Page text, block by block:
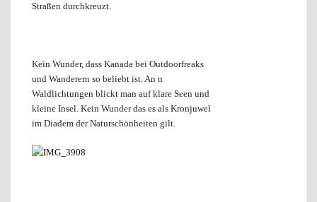
Straßen durchkreuzt.
Kein Wunder, dass Kanada bei Outdoorfreaks
und Wanderern so beliebt ist. An n
Waldlichtungen blickt man auf klare Seen und
kleine Insel. Kein Wunder das es als Kronjuwel
im Diadem der Naturschönheiten gilt.